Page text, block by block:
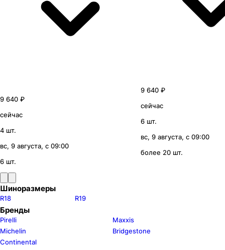
9 640 ₽
сейчас
4 шт.
вс, 9 августа, с 09:00
6 шт.
9 640 ₽
сейчас
6 шт.
вс, 9 августа, с 09:00
более 20 шт.
Шиноразмеры
R18 R19
Бренды
Pirelli
Maxxis
Michelin
Bridgestone
Continental